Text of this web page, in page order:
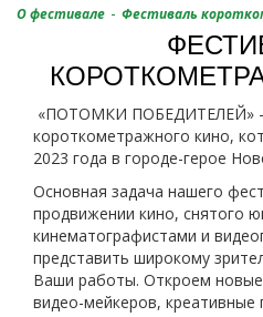
О фестивале - Фестиваль
«ПОТОМКИ ПОБЕДИТЕЛЕЙ»
короткометражного кино,
2023 года в городе-герое
Основная задача нашего
продвижении кино, снятого
кинематографистами и
представить широкому
Ваши работы. Откроем
видео-мейкеров, креативные